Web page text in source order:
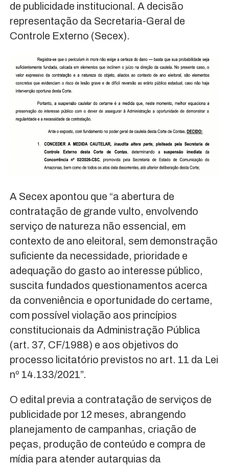
de publicidade institucional. A decisão
representação da Secretaria-Geral de
Controle Externo (Secex).
A Secex apontou que “a abertura de
contratação de grande vulto, envolvendo
serviço de natureza não essencial, em
contexto de ano eleitoral, sem demonstração
suficiente da necessidade, prioridade e
adequação do gasto ao interesse público,
suscita fundados questionamentos acerca
da conveniência e oportunidade do certame,
com possível violação aos princípios
constitucionais da Administração Pública
(art. 37, CF/1988) e aos objetivos do
processo licitatório previstos no art. 11 da Lei
nº 14.133/2021”.
O edital previa a contratação de serviços de
publicidade por 12 meses, abrangendo
planejamento de campanhas, criação de
peças, produção de conteúdo e compra de
mídia para atender autarquias da